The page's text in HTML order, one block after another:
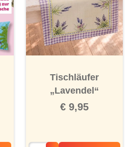
Tischläufer
„Lavendel“
€ 9,95